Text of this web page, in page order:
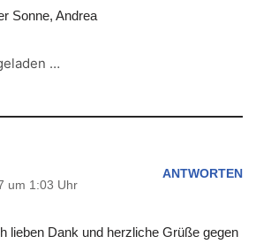
Sonne, Andrea
…
um 1:03 Uhr
ANTWORTEN
lieben Dank und herzliche Grüße gegen